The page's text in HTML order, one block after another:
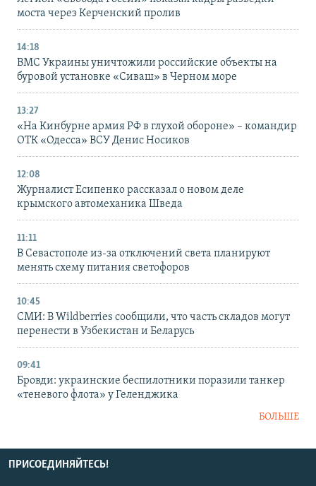
моста через Керченский пролив
14:18
ВМС Украины уничтожили российские объекты на
буровой установке «Сиваш» в Черном море
13:27
«На Кинбурне армия РФ в глухой обороне» – командир
ОТК «Одесса» ВСУ Денис Носиков
12:08
Журналист Есипенко рассказал о новом деле
крымского автомеханика Шведа
11:11
В Севастополе из-за отключений света планируют
менять схему питания светофоров
10:45
СМИ: В Wildberries сообщили, что часть складов могут
перенести в Узбекистан и Беларусь
09:41
Бровди: украинские беспилотники поразили танкер
«теневого флота» у Геленджика
БОЛЬШЕ
ПРИСОЕДИНЯЙТЕСЬ!